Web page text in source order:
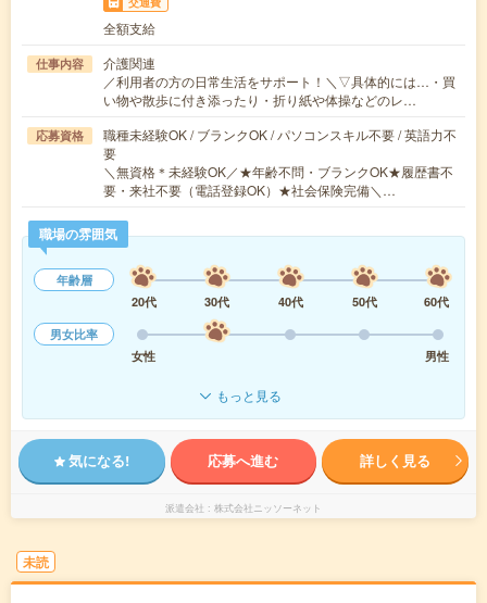
全額支給
仕事内容
介護関連
／利用者の方の日常生活をサポート！＼▽具体的には…・買
い物や散歩に付き添ったり・折り紙や体操などのレ…
応募資格
職種未経験OK / ブランクOK / パソコンスキル不要 / 英語力不
要
＼無資格＊未経験OK／★年齢不問・ブランクOK★履歴書不
要・来社不要（電話登録OK）★社会保険完備＼…
職場の雰囲気
年齢層
20代
30代 40代 50代
60代
男女比率
女性
男性
もっと見る
気になる! 応募へ進む 詳しく見る
派遣会社 株式会社ニッソーネット
未読